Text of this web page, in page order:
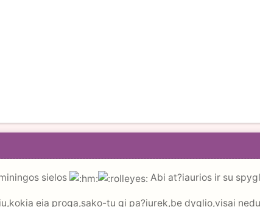
sielos Abi at?iaurios ir su
eia proga,sako-tu gi pa?iurek,be dyglio,visai